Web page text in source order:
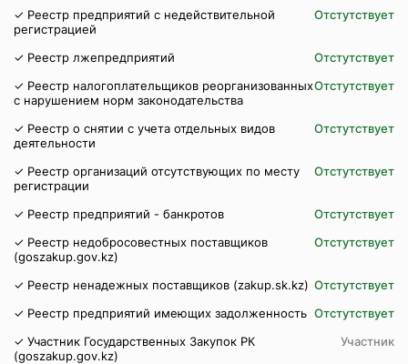
✓ Реестр предприятий с недействительной
регистрацией
Отстутствует
✓ Реестр лжепредприятий
Отстутствует
✓ Реестр налогоплательщиков реорганизованных
с нарушением норм законодательства
Отстутствует
✓ Реестр о снятии с учета отдельных видов
деятельности
Отстутствует
✓ Реестр организаций отсутствующих по месту
регистрации
Отстутствует
✓ Реестр предприятий - банкротов
Отстутствует
✓ Реестр недобросовестных поставщиков
(goszakup.gov.kz)
Отстутствует
✓ Реестр ненадежных поставщиков (zakup.sk.kz) Отстутствует
✓ Реестр предприятий имеющих задолженность Отстутствует
✓ Участник Государственных Закупок РК
(goszakup.gov.kz)
Участник